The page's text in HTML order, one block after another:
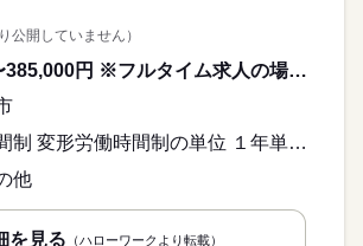
公開していません）
217,500円〜385,000円 ※フルタイム求人の場合は月額（換算額）、パート求人の場合は時間額を表示しています。
変形労働時間制 変形労働時間制の単位 １年単位 就業時間１ 8時30分〜17時30分
他
を見る （ハローワークより転載）